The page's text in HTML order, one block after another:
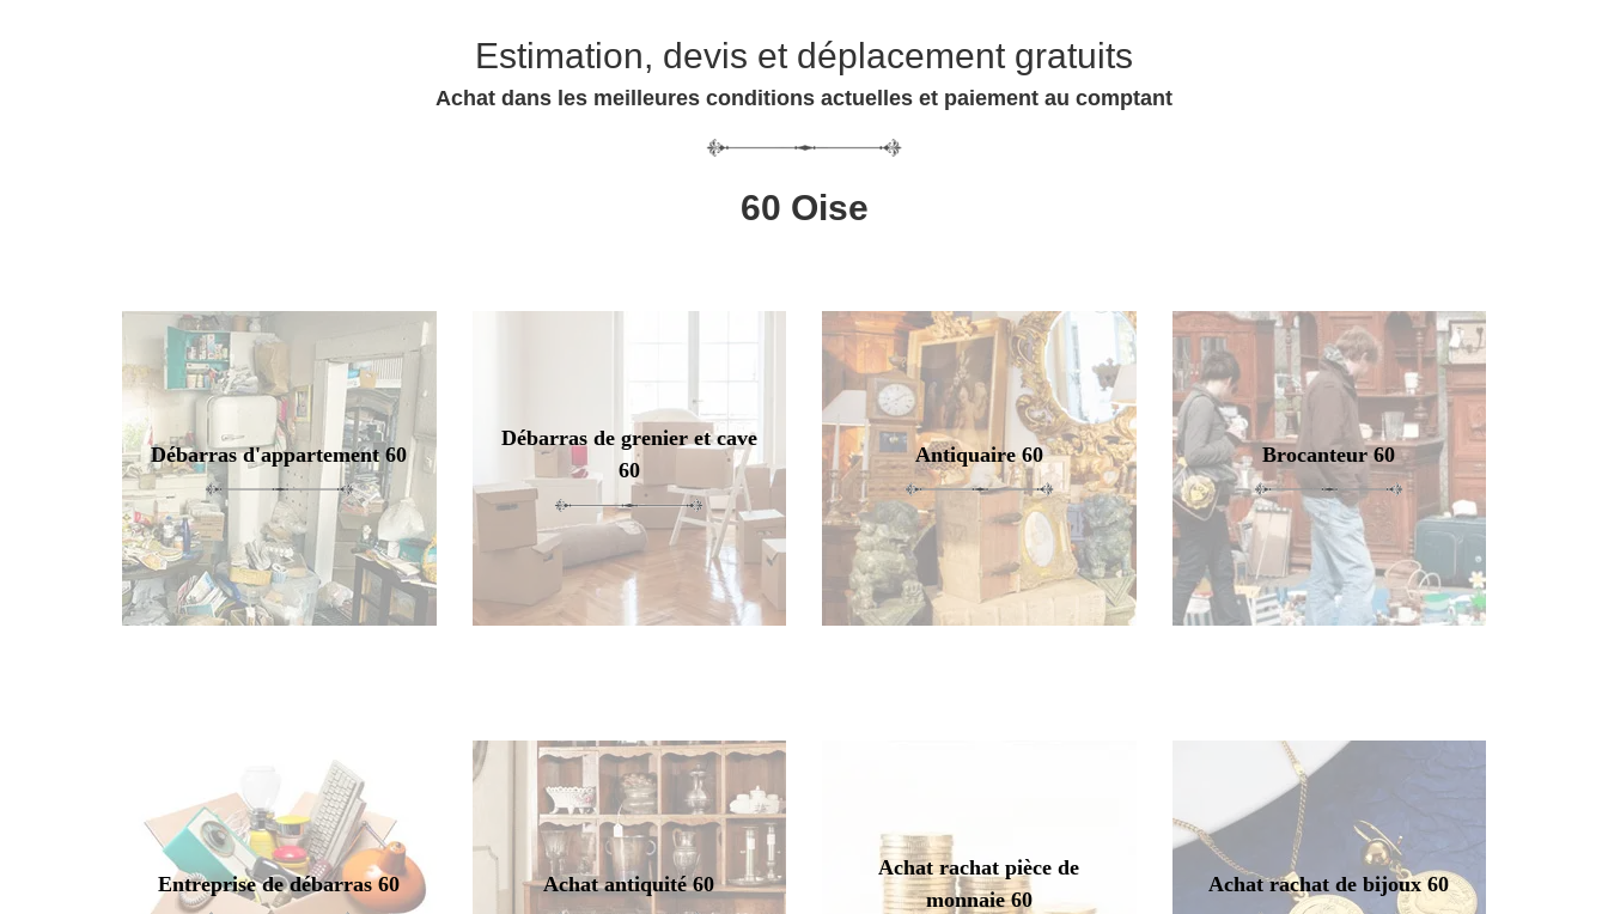
Estimation, devis et déplacement gratuits
Achat dans les meilleures conditions actuelles et paiement au comptant
60 Oise
Débarras d'appartement 60
Débarras de grenier et cave
60
Antiquaire 60 Brocanteur 60
Entreprise de débarras 60 Achat antiquité 60
Achat rachat pièce de
monnaie 60
Achat rachat de bijoux 60